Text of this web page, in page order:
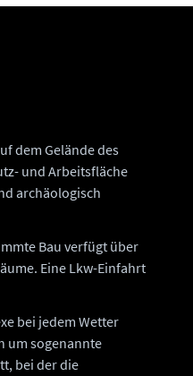
dem Gelände des
und Arbeitsfläche
archäologisch
Bau verfügt über
Eine Lkw-Einfahrt
bei jedem Wetter
um sogenannte
bei der die